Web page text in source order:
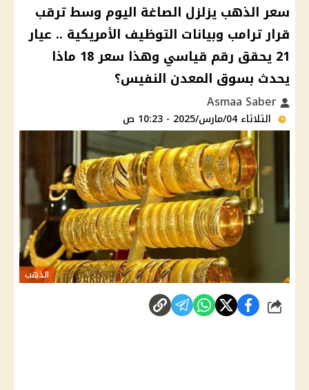
سعر الذهب يزلزل الصاغة اليوم وسط ترقب
قرار ترامب وبيانات التوظيف الأمريكية .. عيار
21 يحقق رقم قياسي وهذا سعر 18 ماذا
يحدث بسوق المعدن النفيس؟
الثلاثاء 04/مارس/2025 - 10:23 ص
الذهب
شارك